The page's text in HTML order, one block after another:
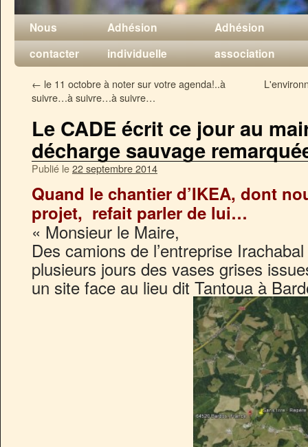
Nous
contacter
Adhésion
individuelle
Adhésion
association
← le 11 octobre à noter sur votre agenda!..à
suivre…à suivre…à suivre…
Le CADE écrit ce jour au
décharge sauvage
Publié le22 septembre 2014
Quand le chantier d’IKEA, dont
projet, refait parler de lui…
« Monsieur le Maire,
Des camions de l’entreprise
plusieurs jours des vases grises
un site face au lieu dit Tantoua à